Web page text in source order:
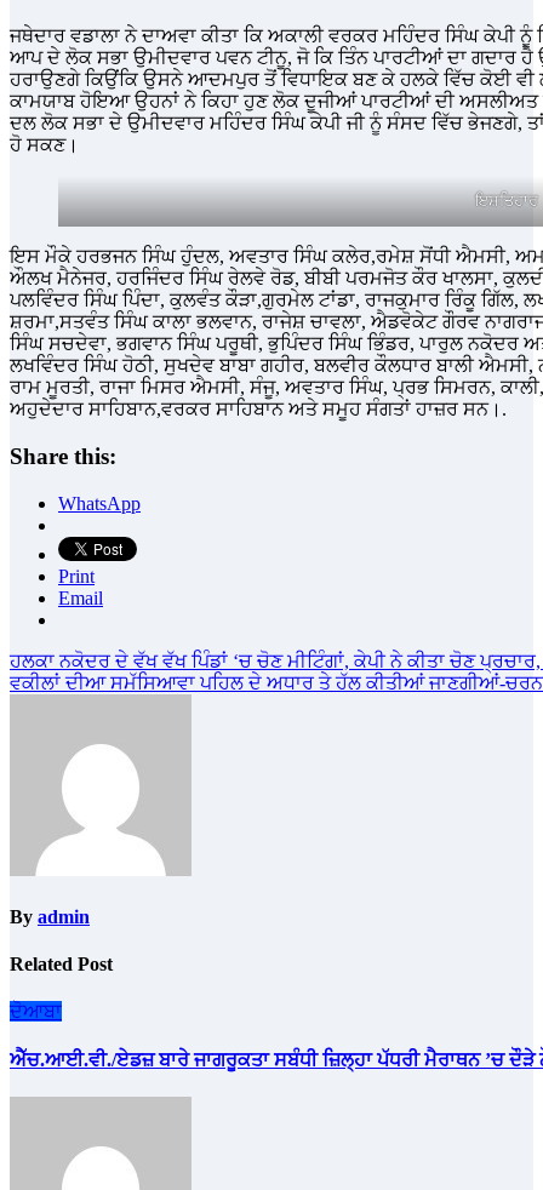
ਜਥੇਦਾਰ ਵਡਾਲਾ ਨੇ ਦਾਅਵਾ ਕੀਤਾ ਕਿ ਅਕਾਲੀ ਵਰਕਰ ਮਹਿੰਦਰ ਸਿੰਘ ਕੇਪੀ
ਆਪ ਦੇ ਲੋਕ ਸਭਾ ਉਮੀਦਵਾਰ ਪਵਨ ਟੀਨੂ, ਜੋ ਕਿ ਤਿੰਨ ਪਾਰਟੀਆਂ ਦਾ ਗਦਾਰ
ਹਰਾਉਣਗੇ ਕਿਉਂਕਿ ਉਸਨੇ ਆਦਮਪੁਰ ਤੋਂ ਵਿਧਾਇਕ ਬਣ ਕੇ ਹਲਕੇ ਵਿੱਚ ਕੋਈ ਵੀ
ਕਾਮਯਾਬ ਹੋਇਆ ਉਹਨਾਂ ਨੇ ਕਿਹਾ ਹੁਣ ਲੋਕ ਦੂਜੀਆਂ ਪਾਰਟੀਆਂ ਦੀ ਅਸਲੀਅਤ
ਦਲ ਲੋਕ ਸਭਾ ਦੇ ਉਮੀਦਵਾਰ ਮਹਿੰਦਰ ਸਿੰਘ ਕੇਪੀ ਜੀ ਨੂੰ ਸੰਸਦ ਵਿੱਚ
ਹੋ ਸਕਣ।
ਇਸ਼ਤਿਹਾਰ
ਇਸ ਮੌਕੇ ਹਰਭਜਨ ਸਿੰਘ ਹੁੰਦਲ, ਅਵਤਾਰ ਸਿੰਘ ਕਲੇਰ,ਰਮੇਸ਼ ਸੋਂਧੀ ਐਮਸੀ,
ਔਲਖ ਮੈਨੇਜਰ, ਹਰਜਿੰਦਰ ਸਿੰਘ ਰੇਲਵੇ ਰੋਡ, ਬੀਬੀ ਪਰਮਜੋਤ ਕੌਰ ਖਾਲਸਾ,
ਪਲਵਿੰਦਰ ਸਿੰਘ ਪਿੰਦਾ, ਕੁਲਵੰਤ ਕੌੜਾ,ਗੁਰਮੇਲ ਟਾਂਡਾ, ਰਾਜਕੁਮਾਰ ਰਿੰਕੂ ਗਿੱਲ,
ਸ਼ਰਮਾ,ਸਤਵੰਤ ਸਿੰਘ ਕਾਲਾ ਭਲਵਾਨ, ਰਾਜੇਸ਼ ਚਾਵਲਾ, ਐਡਵੋਕੇਟ ਗੌਰਵ
ਸਿੰਘ ਸਚਦੇਵਾ, ਭਗਵਾਨ ਸਿੰਘ ਪਰੂਥੀ, ਭੁਪਿੰਦਰ ਸਿੰਘ ਭਿੰਡਰ, ਪਾਰੁਲ ਨਕੋਦਰ
ਲਖਵਿੰਦਰ ਸਿੰਘ ਹੋਠੀ, ਸੁਖਦੇਵ ਬਾਬਾ ਗਹੀਰ, ਬਲਵੀਰ ਕੌਲਧਾਰ ਬਾਲੀ
ਰਾਮ ਮੂਰਤੀ, ਰਾਜਾ ਮਿਸਰ ਐਮਸੀ, ਸੰਜੂ, ਅਵਤਾਰ ਸਿੰਘ, ਪ੍ਰਭ ਸਿਮਰਨ,
ਅਹੁਦੇਦਾਰ ਸਾਹਿਬਾਨ,ਵਰਕਰ ਸਾਹਿਬਾਨ ਅਤੇ ਸਮੂਹ ਸੰਗਤਾਂ ਹਾਜ਼ਰ ਸਨ।.
Share this:
WhatsApp
Print
Email
Post
navigation
ਹਲਕਾ ਨਕੋਦਰ ਦੇ ਵੱਖ ਵੱਖ ਪਿੰਡਾਂ ‘ਚ ਚੋਣ ਮੀਟਿੰਗਾਂ, ਕੇਪੀ ਨੇ ਕੀਤਾ ਚੋਣ
ਵਕੀਲਾਂ ਦੀਆ ਸਮੱਸਿਆਵਾ ਪਹਿਲ ਦੇ ਅਧਾਰ ਤੇ ਹੱਲ ਕੀਤੀਆਂ ਜਾਣਗੀਆਂ-
By admin
Related Post
ਦੋਆਬਾ
ਐੱਚ.ਆਈ.ਵੀ./ਏਡਜ਼ ਬਾਰੇ ਜਾਗਰੂਕਤਾ ਸਬੰਧੀ ਜ਼ਿਲ੍ਹਾ ਪੱਧਰੀ ਮੈਰਾਥਨ ’ਚ ਦੌੜੇ